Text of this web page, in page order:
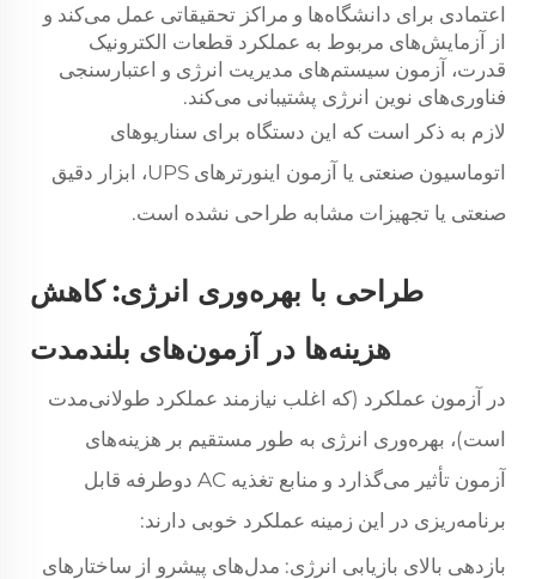
اعتمادی برای دانشگاه‌ها و مراکز تحقیقاتی عمل می‌کند و
از آزمایش‌های مربوط به عملکرد قطعات الکترونیک
قدرت، آزمون سیستم‌های مدیریت انرژی و اعتبارسنجی
فناوری‌های نوین انرژی پشتیبانی می‌کند.
لازم به ذکر است که این دستگاه برای سناریوهای
اتوماسیون صنعتی یا آزمون اینورترهای UPS، ابزار دقیق
صنعتی یا تجهیزات مشابه طراحی نشده است.
طراحی با بهره‌وری انرژی: کاهش
هزینه‌ها در آزمون‌های بلندمدت
در آزمون عملکرد (که اغلب نیازمند عملکرد طولانی‌مدت
است)، بهره‌وری انرژی به طور مستقیم بر هزینه‌های
آزمون تأثیر می‌گذارد و منابع تغذیه AC دوطرفه قابل
برنامه‌ریزی در این زمینه عملکرد خوبی دارند:
بازدهی بالای بازیابی انرژی: مدل‌های پیشرو از ساختارهای